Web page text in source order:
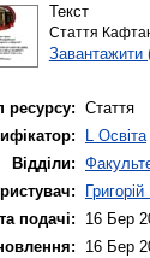
Текст
Стаття
Завантажити
ресурсу: Стаття
L Освіта
Відділи:
подачі:
16 Бер
16 Бер